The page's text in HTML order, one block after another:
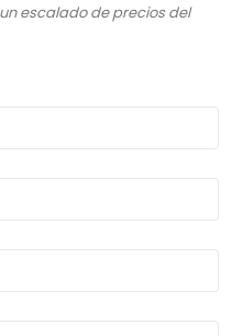
escalado de precios del